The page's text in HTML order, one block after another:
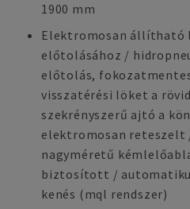
1900 mm
Elektromosan állítható
előtolásához /
előtolás,
visszatérési löket a
szekrényszerű ajtó a
elektromosan reteszelt
nagyméretű
biztosított /
kenés (mql rendszer)